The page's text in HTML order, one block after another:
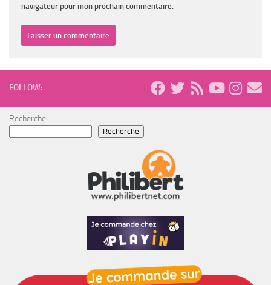
navigateur pour mon prochain commentaire.
FOLLOW:
Recherche
Recherche